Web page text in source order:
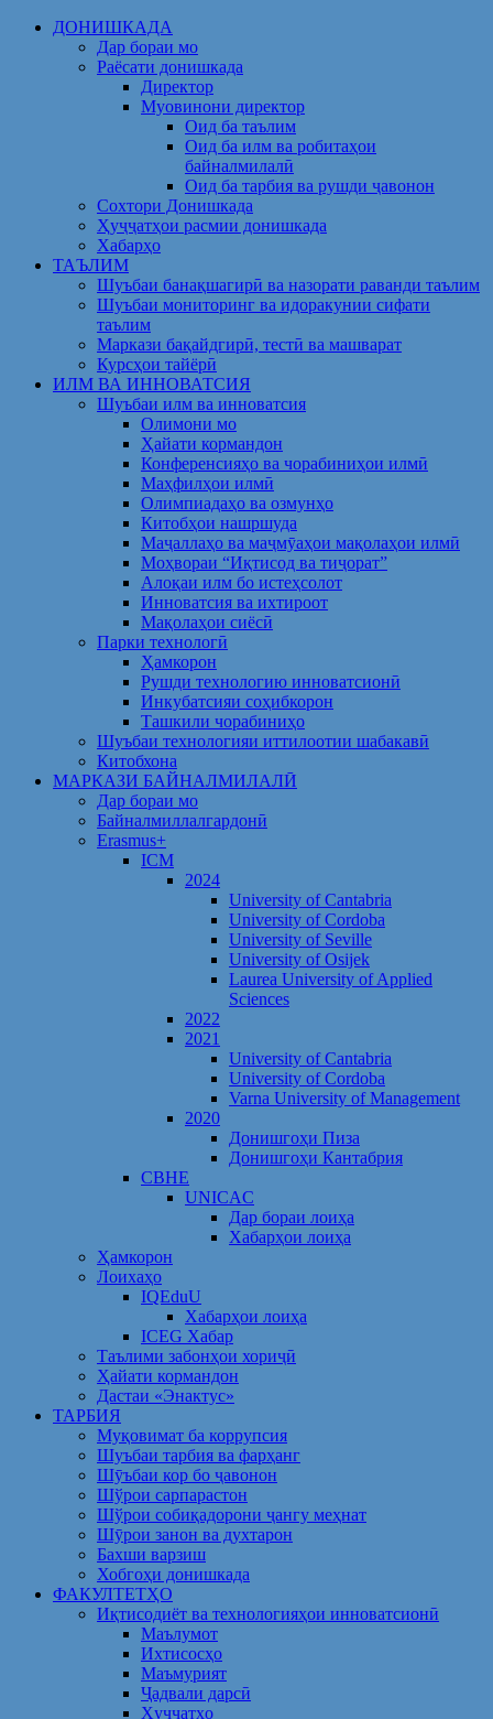
ДОНИШКАДА
Дар бораи мо
Раёсати донишкада
Директор
Муовинони директор
Оид ба таълим
Оид ба илм ва робитаҳои
байналмилалӣ
Оид ба тарбия ва рушди ҷавонон
Сохтори Донишкада
Ҳуҷҷатҳои расмии донишкада
Хабарҳо
ТАЪЛИМ
Шуъбаи банақшагирӣ ва назорати раванди таълим
Шуъбаи мониторинг ва идоракунии сифати
таълим
Маркази бақайдгирӣ, тестӣ ва машварат
Курсҳои тайёрӣ
ИЛМ ВА ИННОВАТСИЯ
Шуъбаи илм ва инноватсия
Олимони мо
Ҳайати кормандон
Конференсияҳо ва чорабиниҳои илмӣ
Маҳфилҳои илмӣ
Олимпиадаҳо ва озмунҳо
Китобҳои нашршуда
Маҷаллаҳо ва маҷмӯаҳои мақолаҳои илмӣ
Моҳвораи “Иқтисод ва тиҷорат”
Алоқаи илм бо истеҳсолот
Инноватсия ва ихтироот
Мақолаҳои сиёсӣ
Парки технологӣ
Ҳамкорон
Рушди технологию инноватсионӣ
Инкубатсияи соҳибкорон
Ташкили чорабиниҳо
Шуъбаи технологияи иттилоотии шабакавӣ
Китобхона
МАРКАЗИ БАЙНАЛМИЛАЛӢ
Дар бораи мо
Байналмиллалгардонӣ
Erasmus+
ICM
2024
University of Cantabria
University of Cordoba
University of Seville
University of Osijek
Laurea University of Applied
Sciences
2022
2021
University of Cantabria
University of Cordoba
Varna University of Management
2020
Донишгоҳи Пиза
Донишгоҳи Кантабрия
CBHE
UNICAC
Дар бораи лоиҳа
Хабарҳои лоиҳа
Ҳамкорон
Лоихаҳо
IQEduU
Хабарҳои лоиҳа
ICEG Хабар
Таълими забонҳои хориҷӣ
Ҳайати кормандон
Дастаи «Энактус»
ТАРБИЯ
Муқовимат ба коррупсия
Шуъбаи тарбия ва фарҳанг
Шӯъбаи кор бо ҷавонон
Шўрои сарпарастон
Шўрои собиқадорони ҷангу меҳнат
Шӯрои занон ва духтарон
Бахши варзиш
Хобгоҳи донишкада
ФАКУЛТЕТҲО
Иқтисодиёт ва технологияҳои инноватсионӣ
Маълумот
Ихтисосҳо
Маъмурият
Ҷадвали дарсӣ
Ҳуҷҷатҳо